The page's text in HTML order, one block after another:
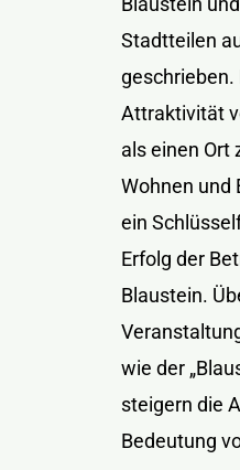
Stadtteilen
geschrieben.
Attraktivität
als einen Ort
Wohnen und
ein
Erfolg der
Blaustein.
wie der
steigern die
Bedeutung